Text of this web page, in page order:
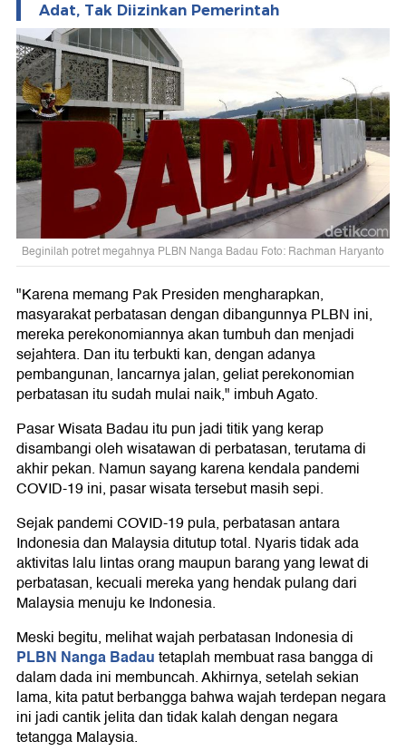
Adat, Tak Diizinkan Pemerintah
Beginilah potret megahnya PLBN Nanga Badau Foto: Rachman Haryanto
"Karena memang Pak Presiden mengharapkan,
masyarakat perbatasan dengan dibangunnya PLBN ini,
mereka perekonomiannya akan tumbuh dan menjadi
sejahtera. Dan itu terbukti kan, dengan adanya
pembangunan, lancarnya jalan, geliat perekonomian
perbatasan itu sudah mulai naik," imbuh Agato.
Pasar Wisata Badau itu pun jadi titik yang kerap
disambangi oleh wisatawan di perbatasan, terutama di
akhir pekan. Namun sayang karena kendala pandemi
COVID-19 ini, pasar wisata tersebut masih sepi.
Sejak pandemi COVID-19 pula, perbatasan antara
Indonesia dan Malaysia ditutup total. Nyaris tidak ada
aktivitas lalu lintas orang maupun barang yang lewat di
perbatasan, kecuali mereka yang hendak pulang dari
Malaysia menuju ke Indonesia.
Meski begitu, melihat wajah perbatasan Indonesia di
PLBN Nanga Badautetaplah membuat rasa bangga di
dalam dada ini membuncah. Akhirnya, setelah sekian
lama, kita patut berbangga bahwa wajah terdepan negara
ini jadi cantik jelita dan tidak kalah dengan negara
tetangga Malaysia.